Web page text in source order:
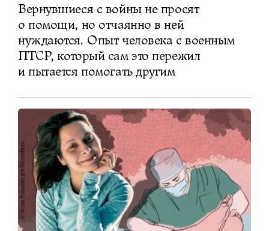
Вернувшиеся с войны не просят
о помощи, но отчаянно в ней
нуждаются. Опыт человека с военным
ПТСР, который сам это пережил
и пытается помогать другим